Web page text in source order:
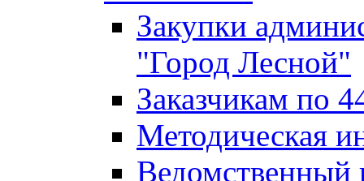
Закупки
"Город Лесной"
Заказчикам по
Методическая
Ведомственный